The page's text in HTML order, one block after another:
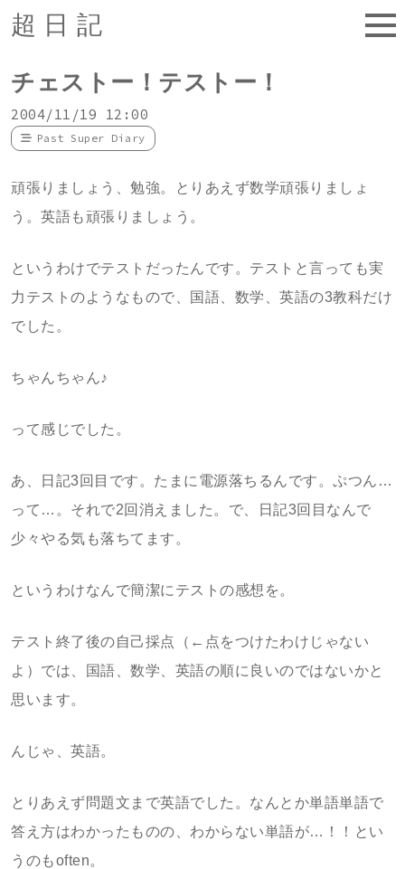
超日記
チェストー！テストー！
2004/11/19 12:00
Past Super Diary
頑張りましょう、勉強。とりあえず数学頑張りましょ
う。英語も頑張りましょう。
というわけでテストだったんです。テストと言っても実
力テストのようなもので、国語、数学、英語の3教科だけ
でした。
ちゃんちゃん♪
って感じでした。
あ、日記3回目です。たまに電源落ちるんです。ぷつん…
って…。それで2回消えました。で、日記3回目なんで
少々やる気も落ちてます。
というわけなんで簡潔にテストの感想を。
テスト終了後の自己採点（←点をつけたわけじゃない
よ）では、国語、数学、英語の順に良いのではないかと
思います。
んじゃ、英語。
とりあえず問題文まで英語でした。なんとか単語単語で
答え方はわかったものの、わからない単語が…！！とい
うのもoften。